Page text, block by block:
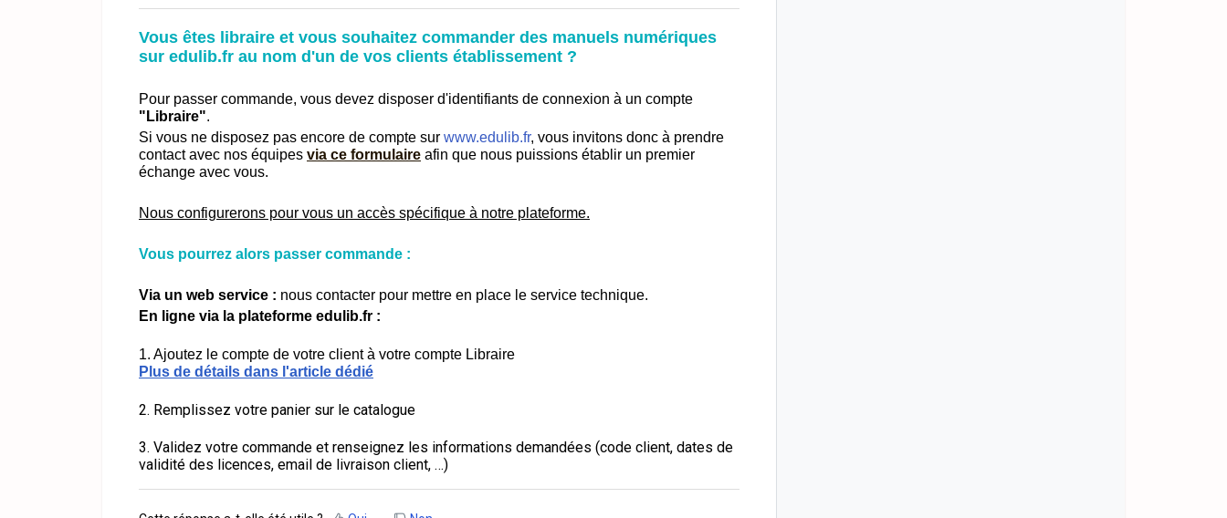
Vous êtes libraire et vous souhaitez commander des manuels numériques
sur edulib.fr au nom d'un de vos clients établissement ?
Pour passer commande, vous devez disposer d'identifiants de connexion à un compte
"Libraire".
Si vous ne disposez pas encore de compte sur www.edulib.fr, vous invitons donc à prendre
contact avec nos équipes via ce formulaire afin que nous puissions établir un premier
échange avec vous.
Nous configurerons pour vous un accès spécifique à notre plateforme.
Vous pourrez alors passer commande :
Via un web service : nous contacter pour mettre en place le service technique.
En ligne via la plateforme edulib.fr :
1. Ajoutez le compte de votre client à votre compte Libraire
Plus de détails dans l'article dédié
2. Remplissez votre panier sur le catalogue
3. Validez votre commande et renseignez les informations demandées (code client, dates de
validité des licences, email de livraison client, …)